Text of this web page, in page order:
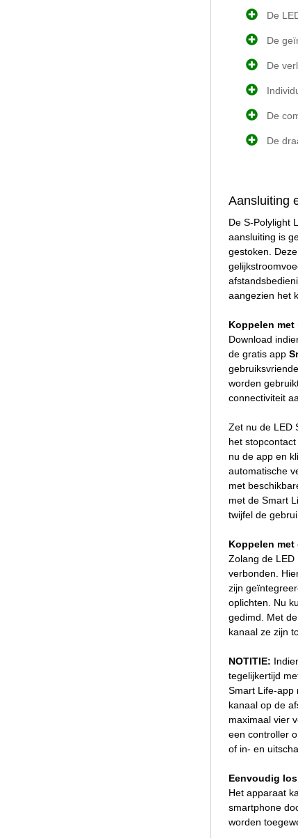
De
De
De
De
De
Aansluiting
De S-Polylight
aansluiting is
gestoken.
aangezien het
Koppelen
Download
de gratis app
worden
connectiviteit
Zet nu de LED
het
nu de app en
automatische
met
met de Smart
twijfel de
Koppelen
Zolang de LED
verbonden.
zijn
oplichten. Nu
gedimd. Met
kanaal ze zijn
NOTITIE:
tegelijkertijd
Smart Life-app
kanaal op de
maximaal vier
een controller
of in- en
Eenvoudig
Het apparaat
smartphone
worden